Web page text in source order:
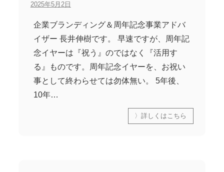
2025年5月2日
企業ブランディング＆周年記念事業アドバ
イザー 長井伸樹です。 早速ですが、周年記
念イヤーは『祝う』のではなく『活用す
る』ものです。周年記念イヤーを、お祝い
事として終わらせては勿体無い。 5年後、
10年…
〉詳しくはこちら